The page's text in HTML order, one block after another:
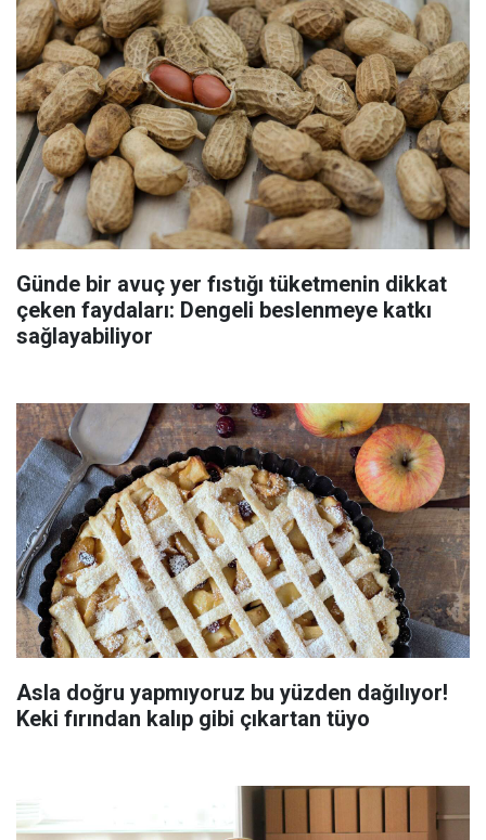
Günde bir avuç yer fıstığı tüketmenin dikkat
çeken faydaları: Dengeli beslenmeye katkı
sağlayabiliyor
Asla doğru yapmıyoruz bu yüzden dağılıyor!
Keki fırından kalıp gibi çıkartan tüyo